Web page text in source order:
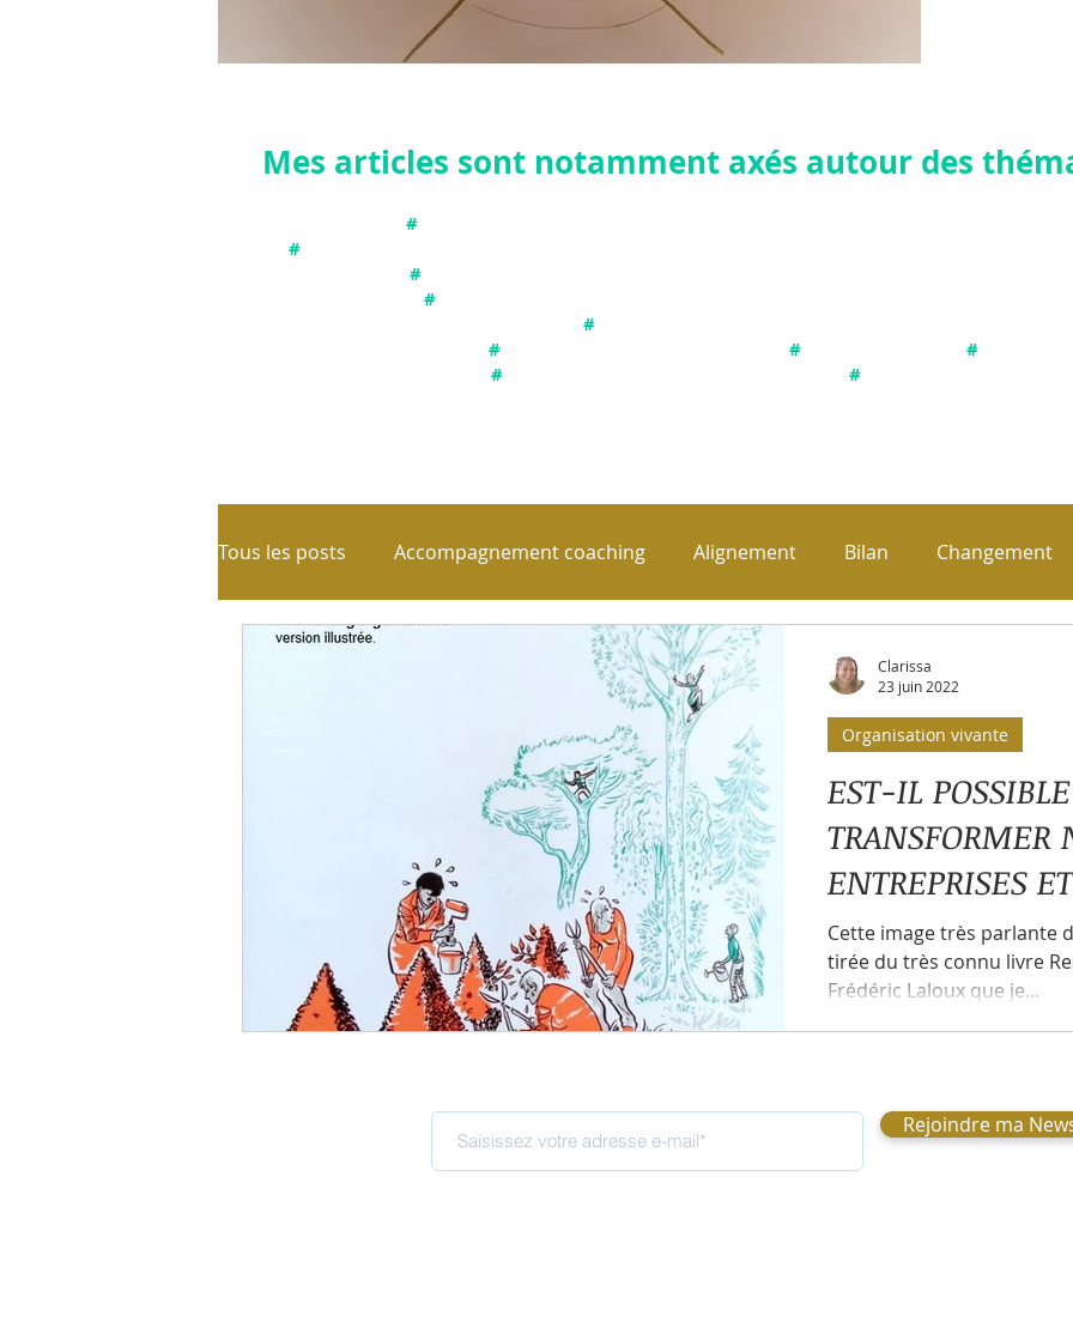
Mes articles sont notamment axés autour des
#Connecter avec nos différentes dimensions : physique, émotionnelle,
#
#Utiliser le système pour une compréhension et transformation de soi et sa
#
#Définir une intention / sa vision / ses objectifs réels
#Accueil et gestion des émotions #Ecoute du corps #Corps-
# #
Tous les posts Accompagnement coaching Alignement Bilan Changement
Emotions Facteurs de stress
Libération Mécanismes de défense / protection Offres
Parasites Pouvoir intérieur Polarités intérieurs
Prendre sa vie en main Qu'est-ce que le coaching ? Ressentis Schémas de
Structure et cadre Vision | Direction Organisation vivante Organisation
Analyse transactionnelle
EST-IL
TRANSFORMER
ENTREPRISES
VIVRE UN
HARMONIEUX?
Cette image très parlante
tirée du très connu livre
Frédéric Laloux que je...
Organisation vivante
Clarissa
23 juin 2022
Rejoindre ma